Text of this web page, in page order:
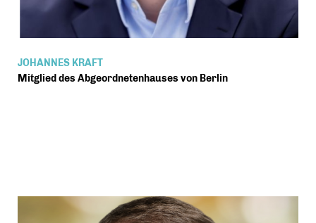
JOHANNES KRAFT
Mitglied des Abgeordnetenhauses von Berlin